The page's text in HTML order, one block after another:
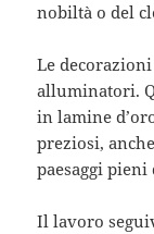
nobiltà o del
Le
alluminatori.
in lamine
preziosi,
paesaggi
Il lavoro